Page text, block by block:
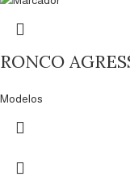
RONCO
Modelos